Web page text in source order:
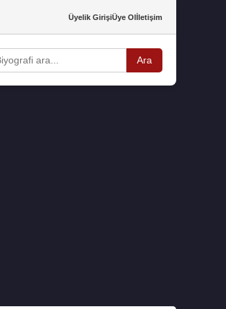
Üyelik GirişiÜye Olİletişim
Ara